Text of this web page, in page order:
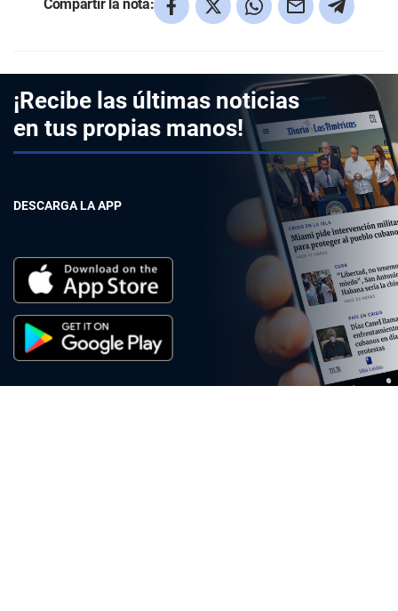
Compartir la nota:
¡Recibe las últimas noticias
en tus propias manos!
DESCARGA LA APP